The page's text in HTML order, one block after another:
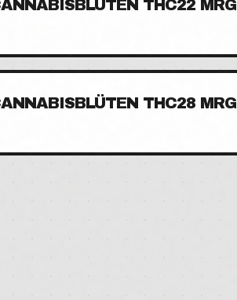
THC22 MRG
THC28 MRG